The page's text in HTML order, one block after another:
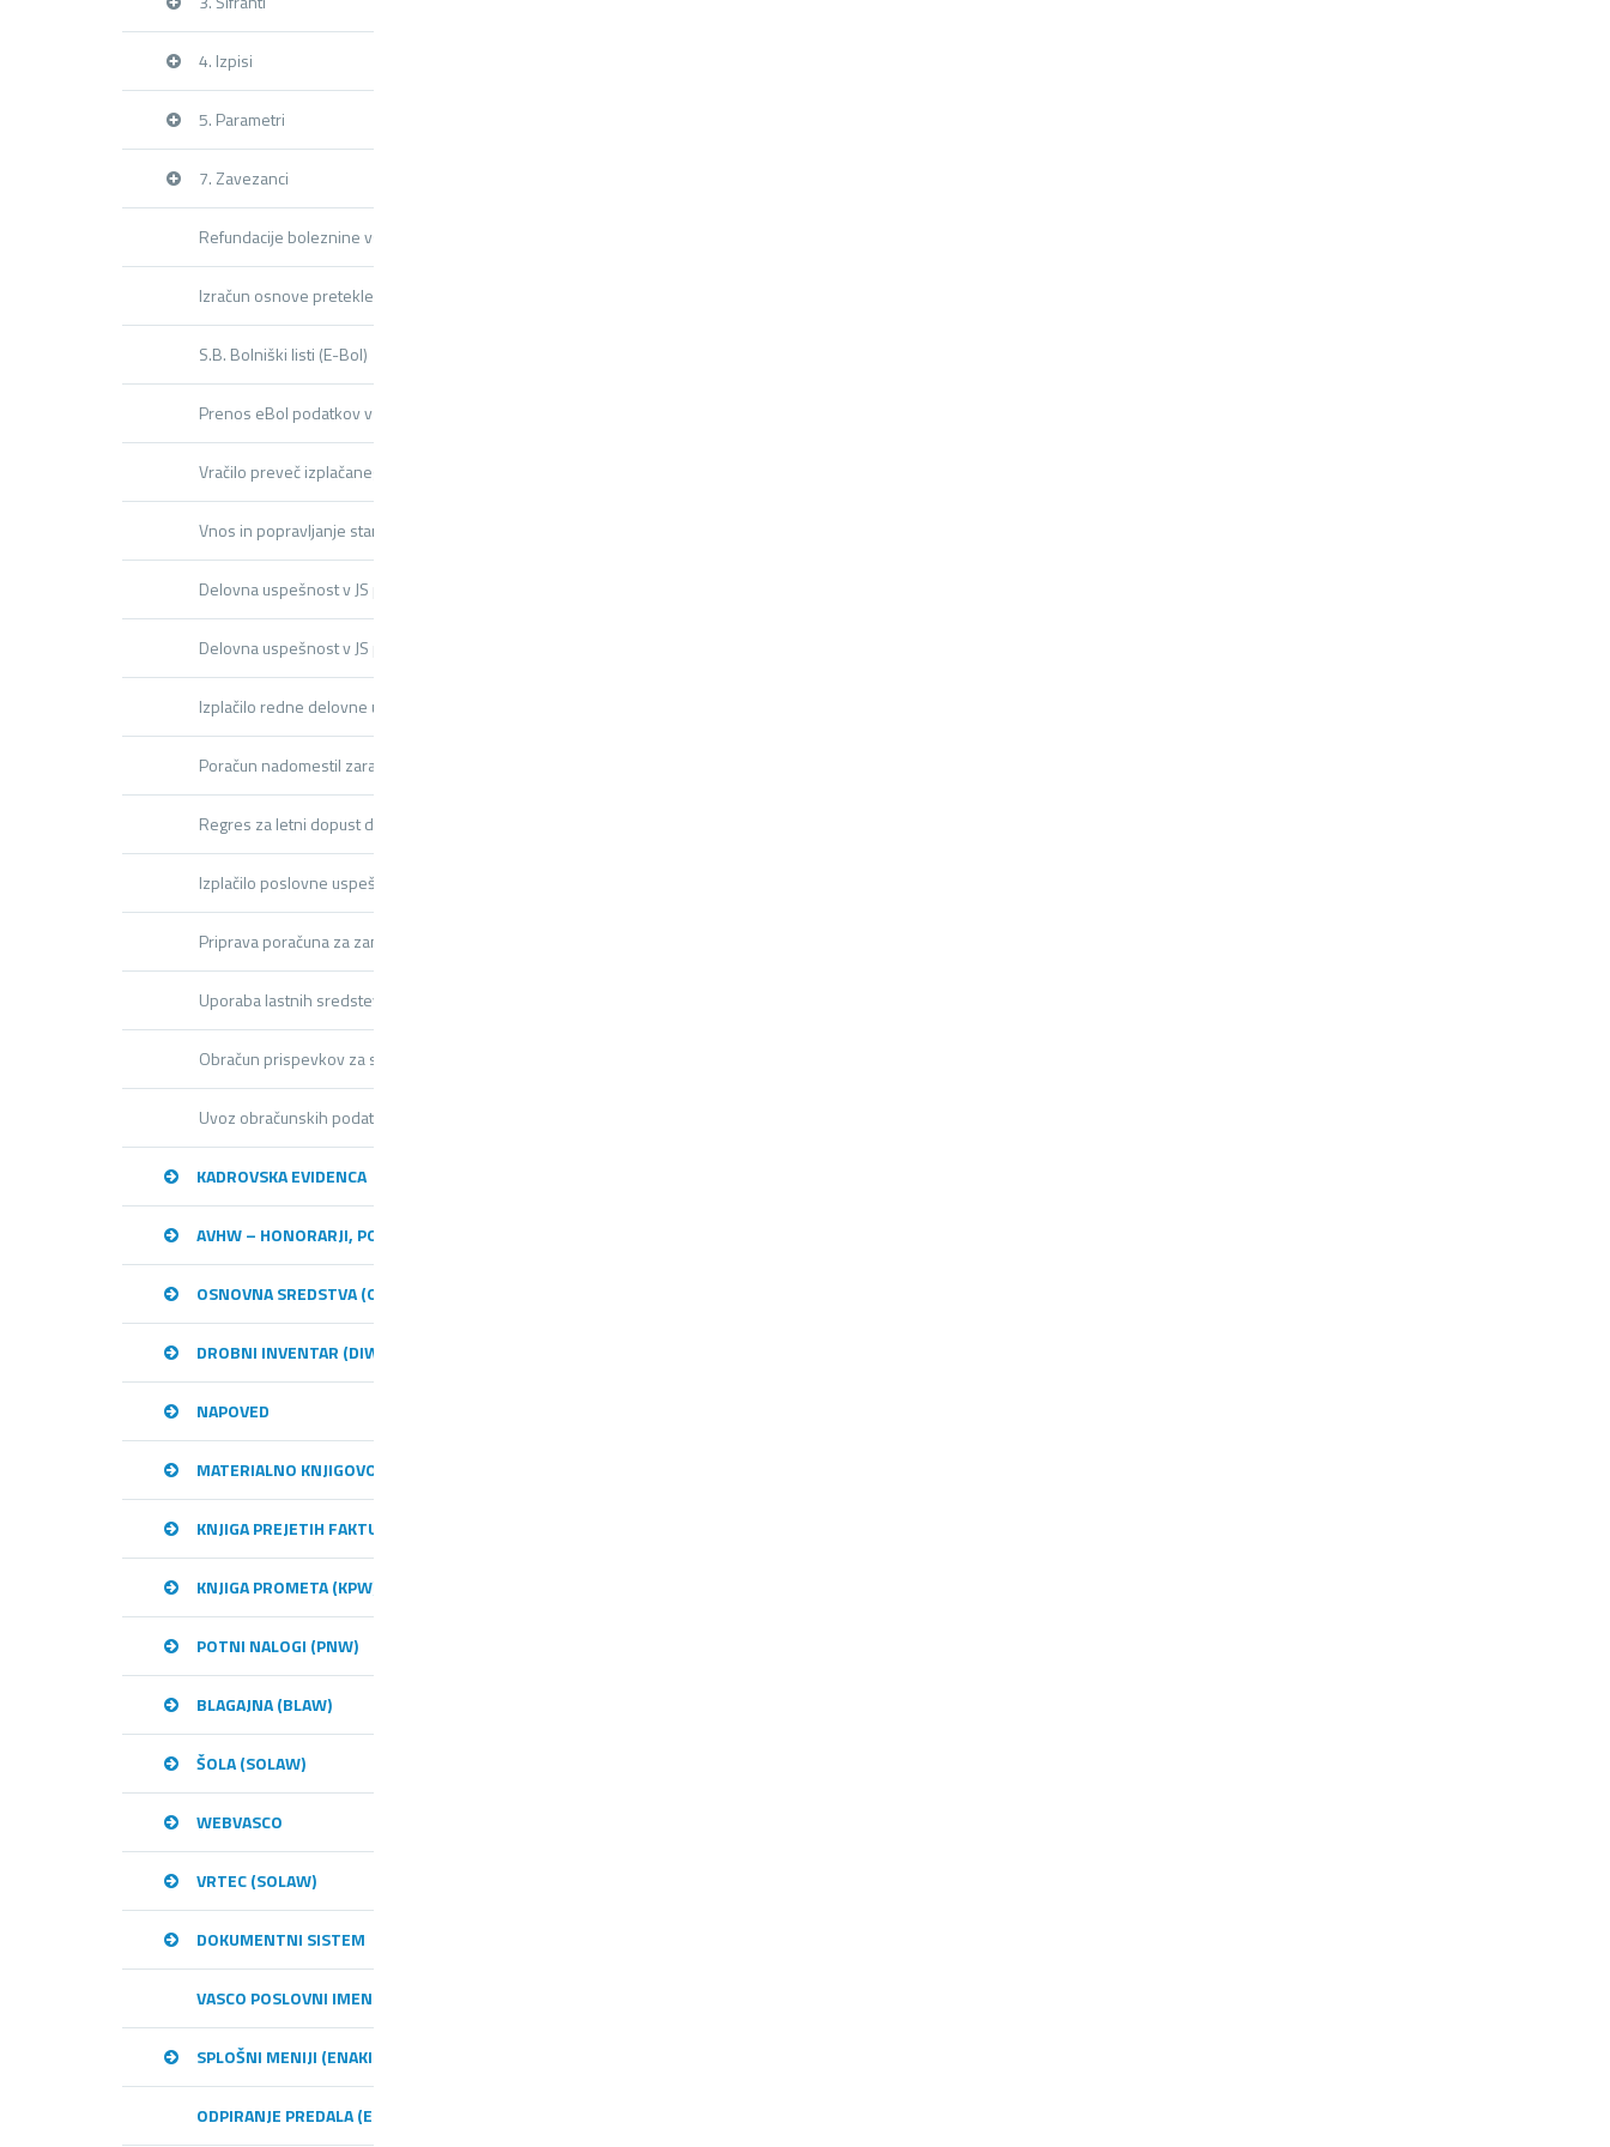
4. Izpisi
5. Parametri
7. Zavezanci
Refundacije boleznine vse kar morate vedeti
Izračun osnove preteklega leta
S.B. Bolniški listi (E-Bol)
Prenos eBol podatkov v obračun plače
Vračilo preveč izplačanega regresa
Vnos in popravljanje starih plač
Delovna uspešnost v JS po novem – splošno
Delovna uspešnost v JS po novem – modul DU 2026
Izplačilo redne delovne uspešnosti (RDU,D010) – JS – velja do 31.12.2025
Poračun nadomestil zaradi izplačila RDU/DU – SPJS
Regres za letni dopust do in nad uredbo
Izplačilo poslovne uspešnosti
Priprava poračuna za zamenjavo plačnega razreda – SPJS
Uporaba lastnih sredstev
Obračun prispevkov za socialno varnost za zaposlene pri tujih delodajalcih (OPSVT)
Uvoz obračunskih podatkov preko Excel datoteke
KADROVSKA EVIDENCA
AVHW – HONORARJI, PODJEMNE POGODBE, NAJEMNINE,…
OSNOVNA SREDSTVA (OSW)
DROBNI INVENTAR (DIW)
NAPOVED
MATERIALNO KNJIGOVODSTVO (MKW)
KNJIGA PREJETIH FAKTUR (KPFW)
KNJIGA PROMETA (KPW)
POTNI NALOGI (PNW)
BLAGAJNA (BLAW)
ŠOLA (SOLAW)
WEBVASCO
VRTEC (SOLAW)
DOKUMENTNI SISTEM
VASCO POSLOVNI IMENIK – VPI
SPLOŠNI MENIJI (ENAKI MED PROGRAMI)
ODPIRANJE PREDALA (E-RAČUNI)